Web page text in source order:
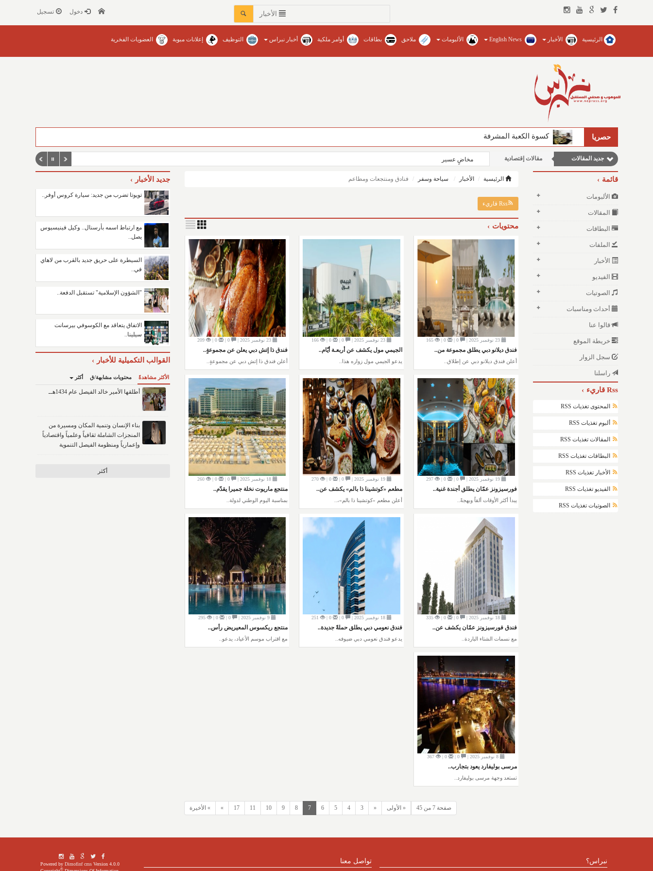
الأخبار دخول تسجيل
الرئيسية الأخبار English News الألبومات ملاحق بطاقات أوامر ملكية أخبار نبراس التوظيف إعلانات مبوبة العضويات الفخرية
حصريا كسوة الكعبة المشرفة
الفيصل يضخ المياه العذبة ويؤسس للجامعات في محافظات المنطقة‏ / نبراس - إنتصار عبدالله
جديد المقالات
مقالات اجتماعية
مقالات إقتصادية
مقالات علمية
مخاضٍ عسير
قائمة
الألبومات
المقالات
البطاقات
الملفات
الأخبار
الفيديو
الصوتيات
أحداث ومناسبات
قالوا عنا
خريطة الموقع
سجل الزوار
راسلنا
Rss قاريء
المحتوى تغذيات RSS
ألبوم تغذيات RSS
المقالات تغذيات RSS
البطاقات تغذيات RSS
الأخبار تغذيات RSS
الفيديو تغذيات RSS
الصوتيات تغذيات RSS
الرئيسية الأخبار سياحة وسفر فنادق ومنتجعات ومطاعم
Rss قاريء
محتويات
23 نوفمبر 2025 | 0 |
0 |
165
فندق ديلانو دبي يطلق مجموعة من..
أعلن فندق ديلانو دبي عن إطلاق..
23 نوفمبر 2025 | 0 |
0 |
166
الجيمي مول يكشف عن أربعـة أيّام..
يدعو الجيمي مول زواره هذا..
23 نوفمبر 2025 | 0 |
0 |
209
فندق ذا إتش دبي يعلن عن مجموعةٍ..
أعلن فندق ذا إتش دبي عن مجموعةٍ..
19 نوفمبر 2025 | 0 |
0 |
297
فورسيزونز عمّان يطلق أجندة غنية..
يبدأ أكثر الأوقات ألقاً وبهجةً..
19 نوفمبر 2025 | 0 |
0 |
270
مطعم «كوتشينا ذا بالم» يكشف عن..
أعلن مطعم «كوتشينا ذا بالم»،..
18 نوفمبر 2025 | 0 |
0 |
260
منتجع ماريوت نخلة جميرا يقدّم..
بمناسبة اليوم الوطني لدولة..
18 نوفمبر 2025 | 0 |
0 |
335
فندق فورسيزونز عمّان يكشف عن..
مع نسمات الشتاء الباردة..
18 نوفمبر 2025 | 0 |
0 |
251
فندق نعومي دبي يطلق حملةً جديدة..
يدعو فندق نعومي دبي ضيوفه..
9 نوفمبر 2025 | 0 |
0 |
295
منتجع ريكسوس المعيريض رأس..
مع اقتراب موسم الأعياد، يدعو..
8 نوفمبر 2025 | 0 |
0 |
367
مرسى بوليفارد يعود بتجارب..
تستعد وجهة مرسى بوليفارد..
صفحة 7 من 45 « الأولى «
3
4
5
6
7
8
9
10
11
17
» » الأخيرة
جديد الأخبار
تويوتا تضرب من جديد: سيارة كروس أوفر..
مع ارتباط اسمه بأرسنال.. وكيل فينيسيوس
يصل..
السيطرة على حريق جديد بالقرب من لاهاي
في..
"الشؤون الإسلامية" تستقبل الدفعة..
الاتفاق يتعاقد مع الكوسوفي بيرسانت
سيلينا..
القوالب التكميلية للأخبار
الأكثر مشاهدةً محتويات مشابهة/ق أكثر
أطلقها الأمير خالد الفيصل عام 1434هــ
بناء الإنسان وتنمية المكان ومسيرة من
المنجزات الشاملة ثقافياً وعلمياً واقتصادياً
وإعمارياً ومنظومة الفيصل التنموية
أكثر
نبراس؟ تواصل معنا Powered by Dimofinf cmsVersion 4.0.0
©